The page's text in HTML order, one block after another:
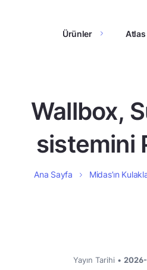
Ürünler Atlas
Wallbox,
sistemini
Ana Sayfa Midas’ın
Yayın Tarihi •